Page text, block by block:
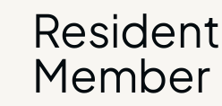
Resident
Member